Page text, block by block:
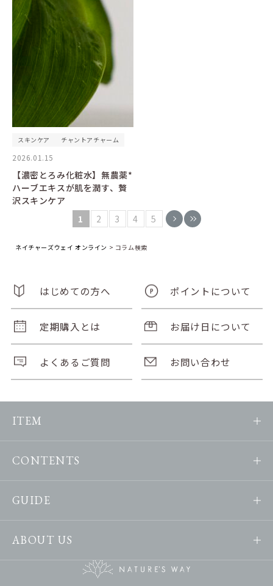
ネイチャーズウェイ オンライン > コラム検索
スキンケア チャントアチャーム
2026.01.15
【濃密とろみ化粧水】無農薬*
ハーブエキスが肌を潤す、贅
沢スキンケア
1
2 3 4 5
はじめての方へ ポイントについて
定期購入とは お届け日について
よくあるご質問 お問い合わせ
ITEM
CONTENTS
GUIDE
ABOUT US